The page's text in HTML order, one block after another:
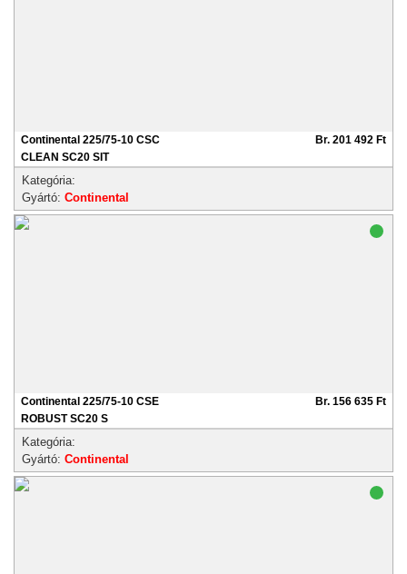
Continental 225/75-10 CSC
CLEAN SC20 SIT
Br. 201 492 Ft
Kategória:
Gyártó: Continental
Continental 225/75-10 CSE
ROBUST SC20 S
Br. 156 635 Ft
Kategória:
Gyártó: Continental